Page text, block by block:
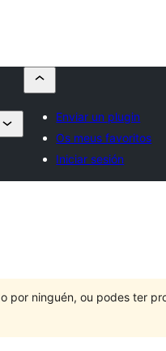
Enviar un plugin
Os meus favoritos
Iniciar sesión
por ninguén, ou podes ter